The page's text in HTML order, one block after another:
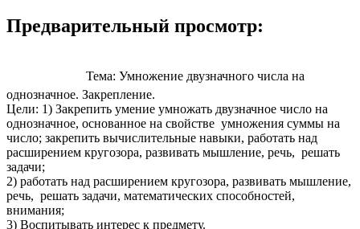
Предварительный просмотр:
Тема: Умножение двузначного числа на
однозначное. Закрепление.
Цели: 1) Закрепить умение умножать двузначное число на
однозначное, основанное на свойстве умножения суммы на
число; закрепить вычислительные навыки, работать над
расширением кругозора, развивать мышление, речь, решать
задачи;
2) работать над расширением кругозора, развивать мышление,
речь, решать задачи, математических способностей,
внимания;
3) Воспитывать интерес к предмету.